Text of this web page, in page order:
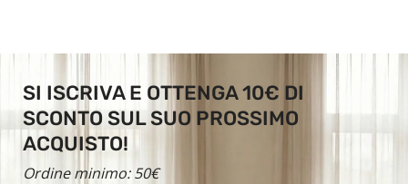
SI ISCRIVA E OTTENGA 10€ DI
SCONTO SUL SUO PROSSIMO
ACQUISTO!
Ordine minimo: 50€